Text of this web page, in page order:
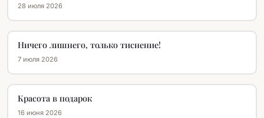
28 июля 2026
Ничего лишнего, только тиснение!
7 июля 2026
Красота в подарок
16 июня 2026